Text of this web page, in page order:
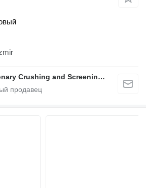
FABO Mobile & Stationary Crushing and Screening Plants | Concrete Batching Plants Manufacturer